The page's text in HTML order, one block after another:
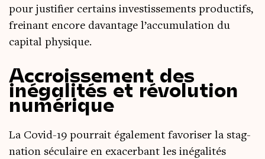
pour jus­ti­fier cer­tains inves­tis­se­ments pro­duc­tifs,
frei­nant encore davan­tage l’accumulation du
capi­tal physique.
Accroissement des
inégalités et révolution
numérique
La Covid-19 pour­rait éga­le­ment favo­ri­ser la stag­
na­tion sécu­laire en exa­cer­bant les inéga­li­tés